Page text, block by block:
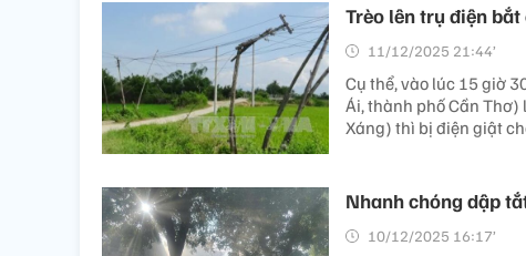
Trèo lên trụ điện
11/12/2025 21:44’
Cụ thể, vào lúc 15 giờ
Ái, thành phố Cần
Xáng) thì bị điện giật
Nhanh chóng dập
10/12/2025 16:17’